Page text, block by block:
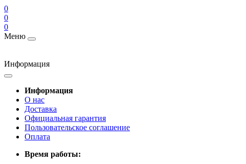
0
0
0
Меню
Информация
Информация
О нас
Доставка
Официальная гарантия
Пользовательское соглашение
Оплата
Время работы: